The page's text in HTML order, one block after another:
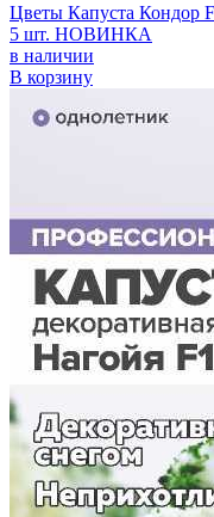
Цветы Капуста Кондор
5 шт. НОВИНКА
в наличии
В корзину